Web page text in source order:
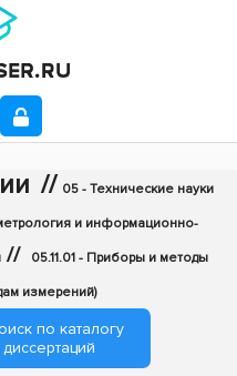
// 05 - Технические науки
и информационно-
// 05.11.01 - Приборы и методы
измерений)
по каталогу